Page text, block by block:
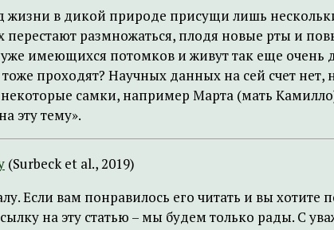
в дикой природе присущи лишь
перестают размножаться, плодя новые рты и
имеющихся потомков и живут так еще очень
проходят? Научных данных на сей счет нет,
самки, например Марта (мать
эту тему».
(Surbeck et al., 2019)
Если вам понравилось его читать и вы
на эту статью – мы будем только рады. С